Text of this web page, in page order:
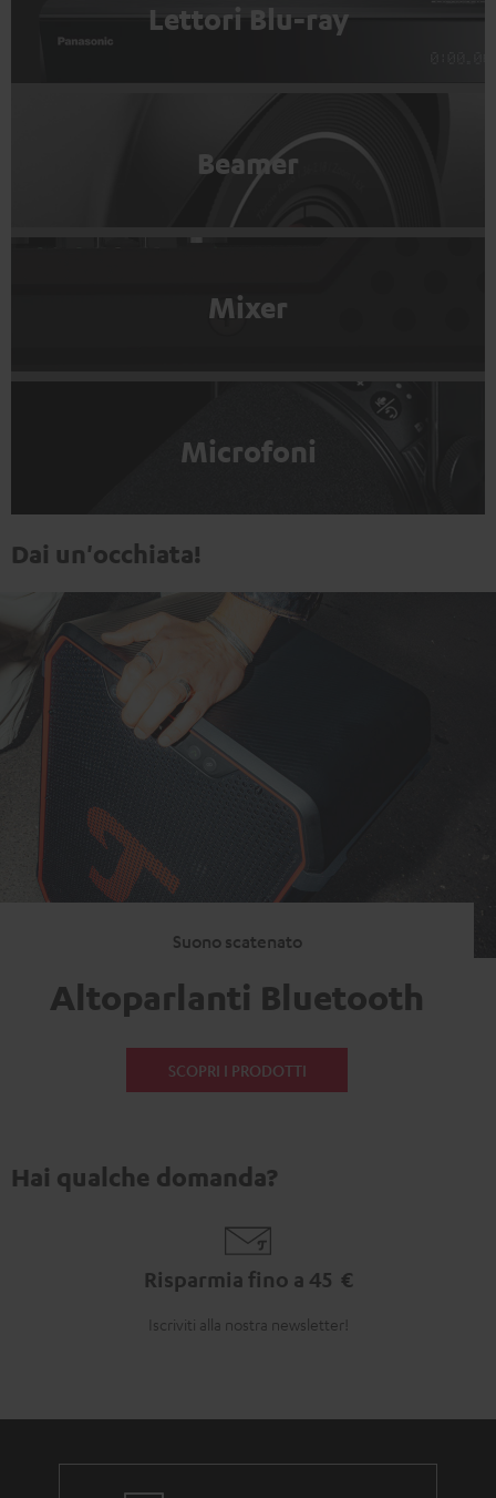
Lettori Blu-ray
Beamer
Mixer
Microfoni
Dai un'occhiata!
Suono scatenato
Altoparlanti Bluetooth
SCOPRI I PRODOTTI
Hai qualche domanda?
Risparmia fino a 45 €
Iscriviti alla nostra newsletter!